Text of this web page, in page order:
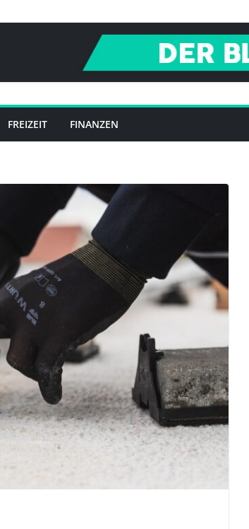
FREIZEIT FINANZEN